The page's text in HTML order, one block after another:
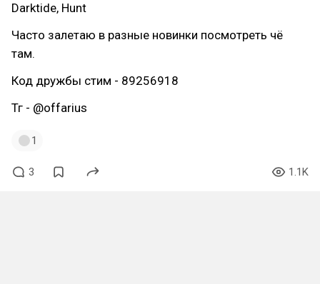
Darktide, Hunt
Часто залетаю в разные новинки посмотреть чё
там.
Код дружбы стим - 89256918
Тг - @offarius
1
3 1.1K